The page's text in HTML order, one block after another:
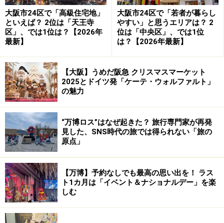
3. 道頓堀（11:00～13:00）
大阪城天守閣から次は大阪ミナミ・道頓堀に向かいま
す。ここで地下鉄を利用するのもいいのですが、ガイド
のオススメは大阪水上バスの
大阪城と道頓堀を約50分かけて結ぶというクルーズです
が、クルーズのガイドさんのおもろい大阪の雑学話を聞
きながら、水の都・大阪を満喫できます。水辺の遊歩道
とんぼりリバーウォーク
大阪市24区で「高級住宅地」
といえば？ 2位は「天王寺
区」、では1位は？【2026年
最新】
大阪市24区で「若者が暮らし
やすい」と思うエリアは？ 2
位は「中央区」、では1位
は？【2026年最新】
【大阪】うめだ阪急 クリスマスマーケット
2025とドイツ発「ケーテ・ウォルファルト」
の魅力
“万博ロス”はなぜ起きた？ 旅行専門家が再発
見した、SNS時代の旅では得られない「旅の
原点」
【万博】予約なしでも最高の思い出を！ ラス
ト1カ月は「イベント＆ナショナルデー」を楽
しむ